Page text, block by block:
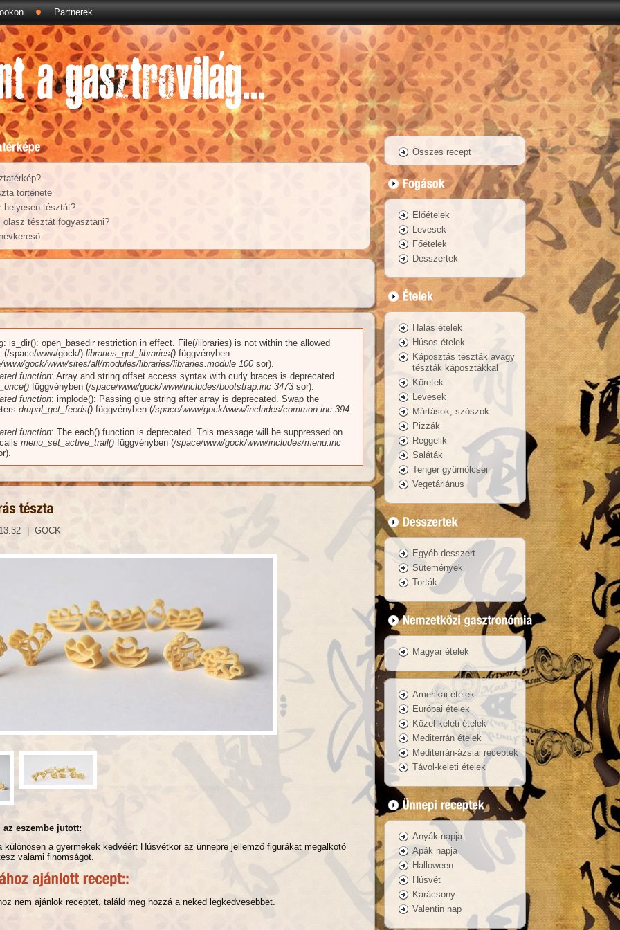
Partnerek
története
helyesen tésztát?
olasz tésztát fogyasztani?
: is_dir(): open_basedir restriction in effect. File(/libraries) is not within the allowed
(/space/www/gock/) libraries_get_libraries() függvényben
www/gock/www/sites/all/modules/libraries/libraries.module 100 sor).
function: Array and string offset access syntax with curly braces is deprecated
függvényben (/space/www/gock/www/includes/bootstrap.inc 3473 sor).
function: implode(): Passing glue string after array is deprecated. Swap the
drupal_get_feeds() függvényben (/space/www/gock/www/includes/common.inc 394
function: The each() function is deprecated. This message will be suppressed on
menu_set_active_trail() függvényben (/space/www/gock/www/includes/menu.inc
GOCK
az eszembe jutott:
különösen a gyermekek kedvéért Húsvétkor az ünnepre jellemző figurákat megalkotó
valami finomságot.
nem ajánlok receptet, találd meg hozzá a neked legkedvesebbet.
Összes recept
Előételek
Levesek
Főételek
Desszertek
Halas ételek
Húsos ételek
Káposztás tészták avagy
tészták káposztákkal
Köretek
Levesek
Mártások, szószok
Pizzák
Reggelik
Saláták
Tenger gyümölcsei
Vegetáriánus
Egyéb desszert
Sütemények
Torták
Magyar ételek
Amerikai ételek
Európai ételek
Közel-keleti ételek
Mediterrán ételek
Mediterrán-ázsiai receptek
Távol-keleti ételek
Anyák napja
Apák napja
Halloween
Húsvét
Karácsony
Valentin nap